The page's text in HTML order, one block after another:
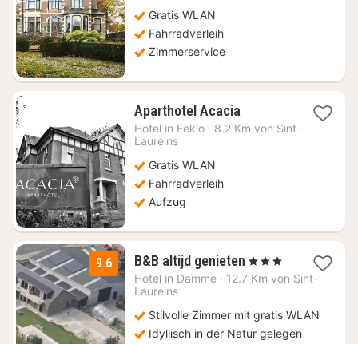
Gratis WLAN
Fahrradverleih
Zimmerservice
Aparthotel Acacia1
Nacht
Hotel in Eeklo · 8.2 Km von Sint-
Laureins
Gratis WLAN
Fahrradverleih
Aufzug
9.6 B&B altijd genieten 1
Nacht
€
, 3 Sterne
Hotel in Damme · 12.7 Km von Sint-
Laureins
Stilvolle Zimmer mit gratis WLAN
Idyllisch in der Natur gelegen